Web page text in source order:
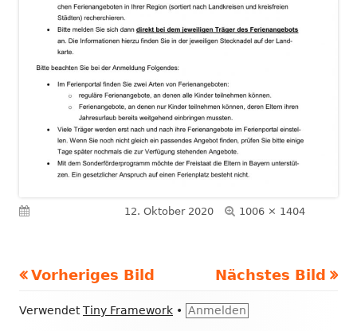
12. Oktober 2020 Volle
1006 × 1404
Vorheriges Bild Nächstes Bild
Footer
VerwendetTiny Framework • Anmelden